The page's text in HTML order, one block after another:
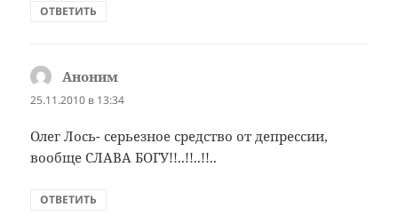
ОТВЕТИТЬ
Аноним
25.11.2010 в 13:34
Олег Лось- серьезное средство от депрессии,
вообще СЛАВА БОГУ!!..!!..!!..
ОТВЕТИТЬ